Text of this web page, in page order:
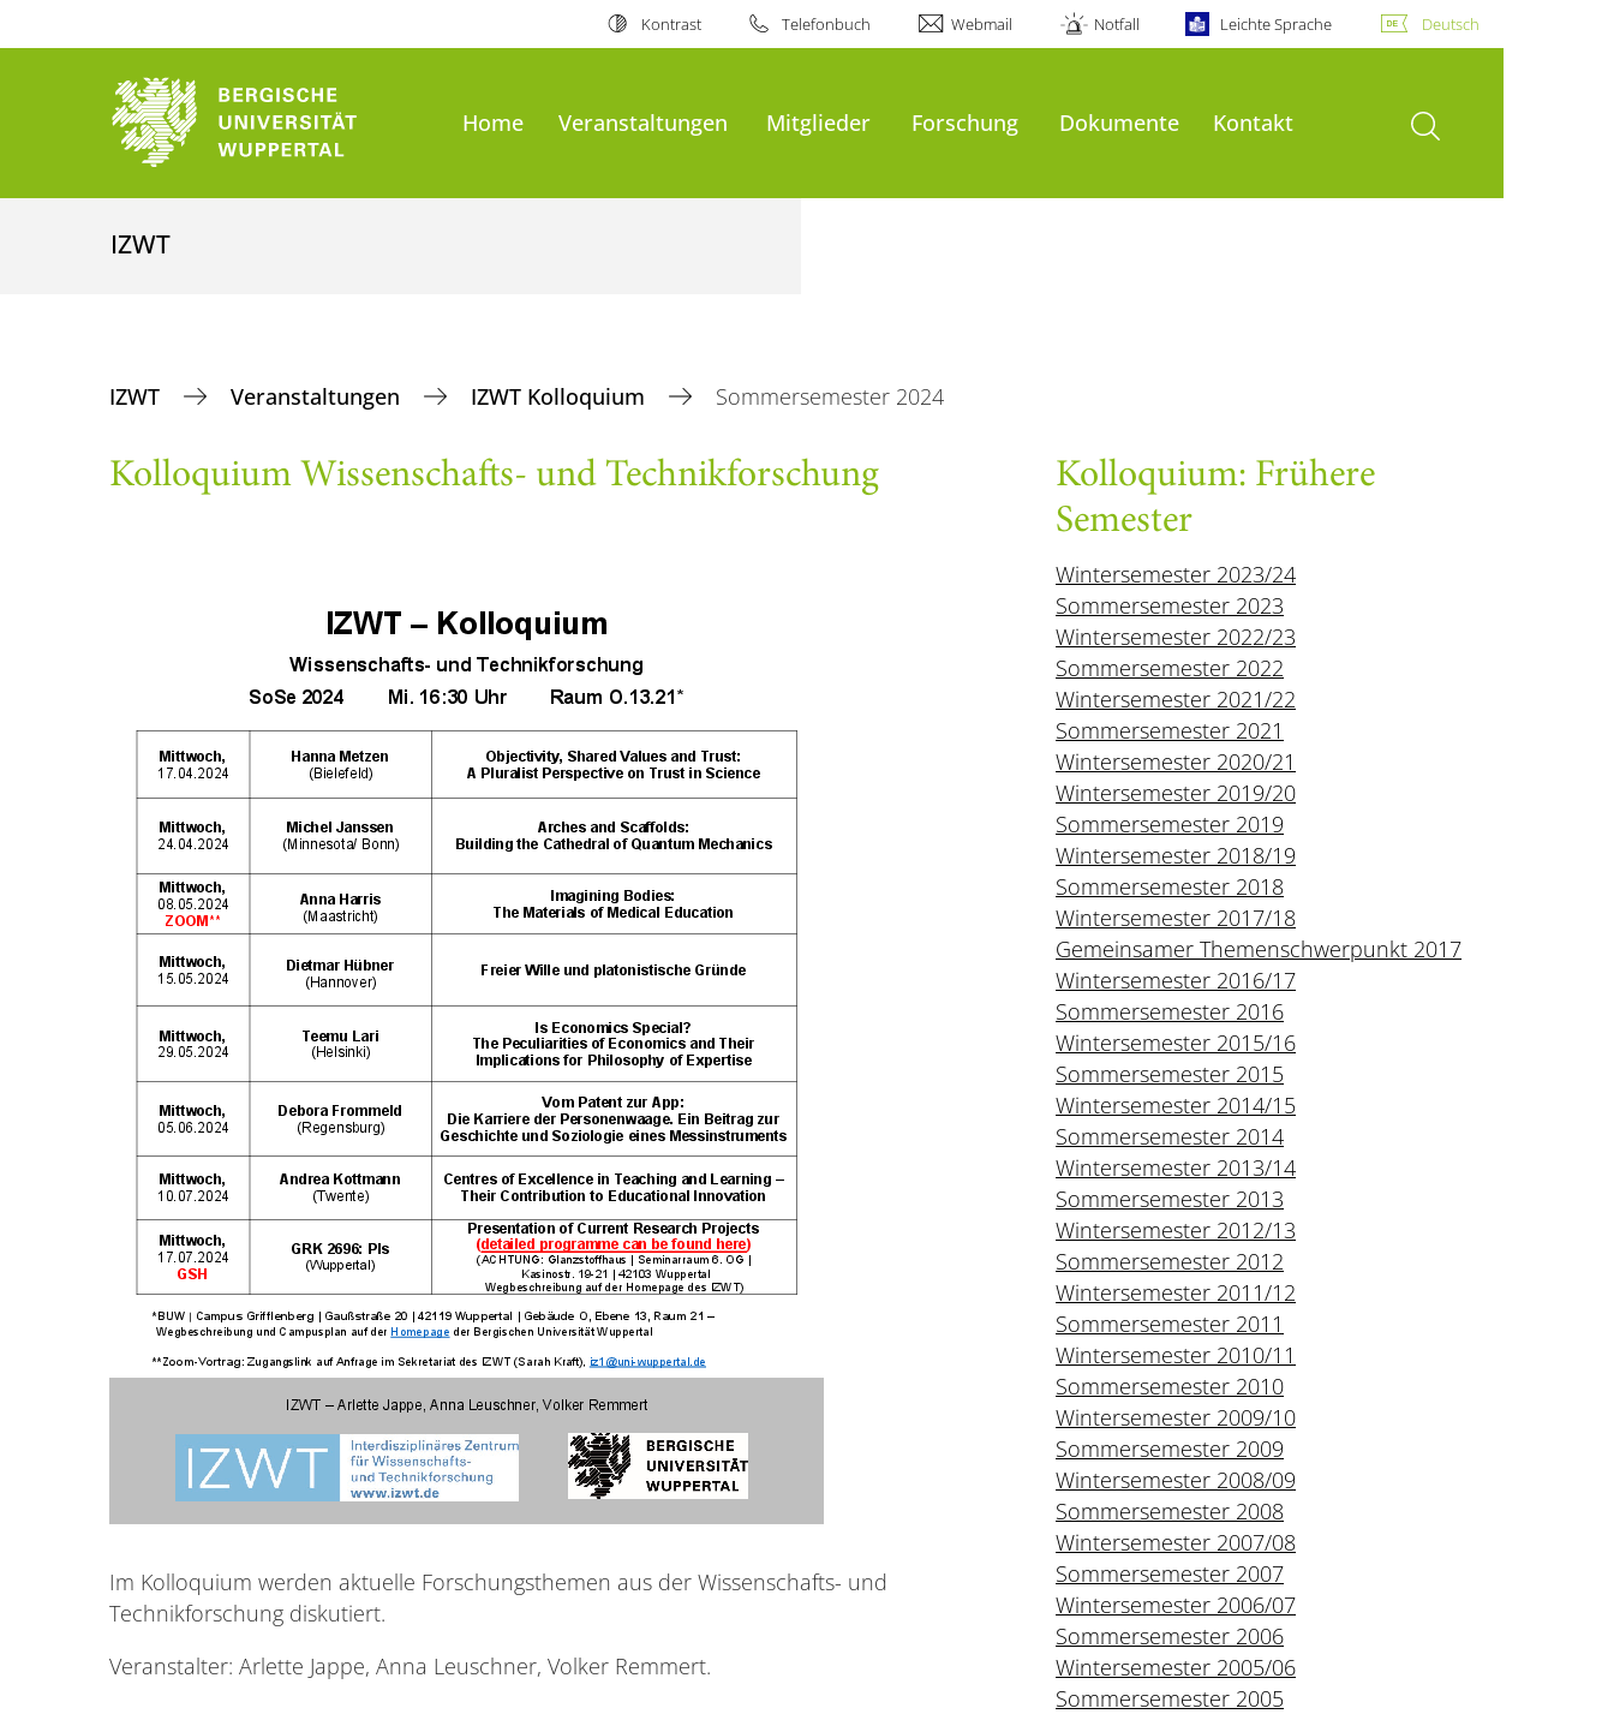
Kontrast Telefonbuch Webmail Notfall Leichte Sprache Deutsch
Home Veranstaltungen Mitglieder Forschung Dokumente Kontakt Suche öffnen
IZWT
IZWT Veranstaltungen IZWT Kolloquium Sommersemester 2024
Kolloquium Wissenschafts- und Technikforschung
Im Kolloquium werden aktuelle Forschungsthemen aus der Wissenschafts- und
Technikforschung diskutiert.
Veranstalter: Arlette Jappe, Anna Leuschner, Volker Remmert.
Kolloquium: Frühere
Semester
Wintersemester 2023/24
Sommersemester 2023
Wintersemester 2022/23
Sommersemester 2022
Wintersemester 2021/22
Sommersemester 2021
Wintersemester 2020/21
Wintersemester 2019/20
Sommersemester 2019
Wintersemester 2018/19
Sommersemester 2018
Wintersemester 2017/18
Gemeinsamer Themenschwerpunkt 2017
Wintersemester 2016/17
Sommersemester 2016
Wintersemester 2015/16
Sommersemester 2015
Wintersemester 2014/15
Sommersemester 2014
Wintersemester 2013/14
Sommersemester 2013
Wintersemester 2012/13
Sommersemester 2012
Wintersemester 2011/12
Sommersemester 2011
Wintersemester 2010/11
Sommersemester 2010
Wintersemester 2009/10
Sommersemester 2009
Wintersemester 2008/09
Sommersemester 2008
Wintersemester 2007/08
Sommersemester 2007
Wintersemester 2006/07
Sommersemester 2006
Wintersemester 2005/06
Sommersemester 2005